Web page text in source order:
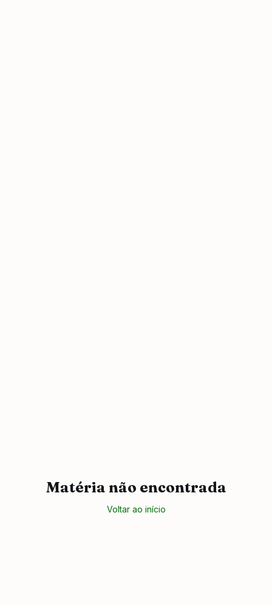
Matéria não encontrada
Voltar ao início